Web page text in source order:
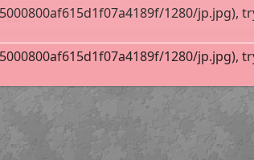
1280/jp.jpg),
1280/jp.jpg),